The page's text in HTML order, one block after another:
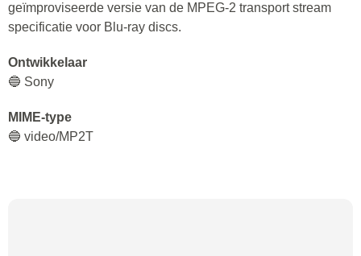
geïmproviseerde versie van de MPEG-2 transport stream
specificatie voor Blu-ray discs.
Ontwikkelaar
🔵 Sony
MIME-type
🔵 video/MP2T